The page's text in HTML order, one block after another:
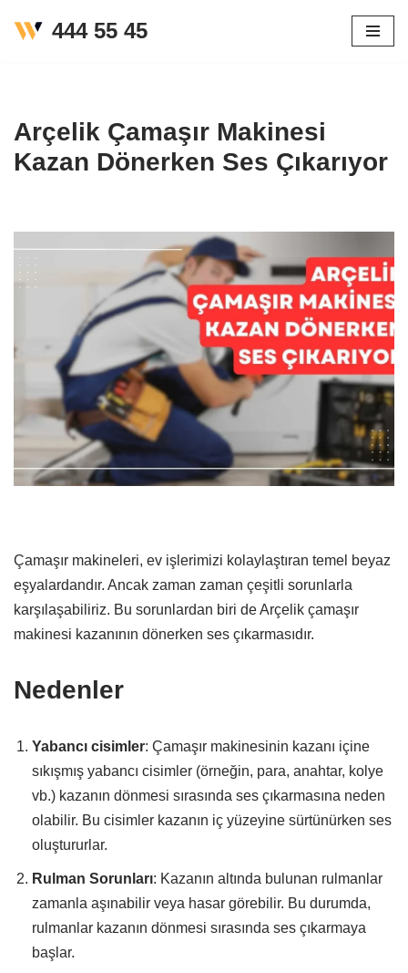
444 55 45
Arçelik Çamaşır Makinesi
Kazan Dönerken Ses Çıkarıyor
Çamaşır makineleri, ev işlerimizi kolaylaştıran temel beyaz
eşyalardandır. Ancak zaman zaman çeşitli sorunlarla
karşılaşabiliriz. Bu sorunlardan biri de Arçelik çamaşır
makinesi kazanının dönerken ses çıkarmasıdır.
Nedenler
Yabancı cisimler: Çamaşır makinesinin kazanı içine
sıkışmış yabancı cisimler (örneğin, para, anahtar, kolye
vb.) kazanın dönmesi sırasında ses çıkarmasına neden
olabilir. Bu cisimler kazanın iç yüzeyine sürtünürken ses
oluştururlar.
Rulman Sorunları: Kazanın altında bulunan rulmanlar
zamanla aşınabilir veya hasar görebilir. Bu durumda,
rulmanlar kazanın dönmesi sırasında ses çıkarmaya
başlar.